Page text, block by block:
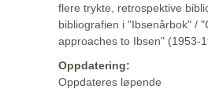
flere trykte, retrospektive
bibliografien i "Ibsenårbok" /
approaches to Ibsen" (1953-
Oppdatering:
Oppdateres løpende